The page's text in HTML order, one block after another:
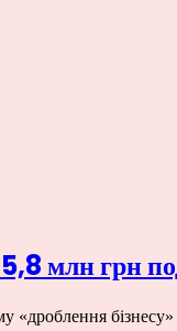
млн грн
«дроблення